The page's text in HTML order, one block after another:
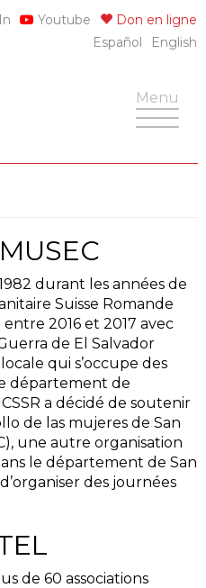
Don en ligne
Youtube
English
Español
Toggle
Menu
durant les années de
Suisse Romande
2016 et 2017 avec
de El Salvador
qui s’occupe des
département de
a décidé de soutenir
de las mujeres de San
une autre organisation
le département de San
des journées
de 60 associations